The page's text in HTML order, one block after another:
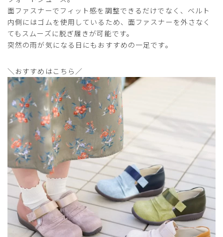
面ファスナーでフィット感を調整できるだけでなく、ベルト
内側にはゴムを使用しているため、面ファスナーを外さなく
てもスムーズに脱ぎ履きが可能です。
突然の雨が気になる日にもおすすめの一足です。
＼おすすめはこちら／